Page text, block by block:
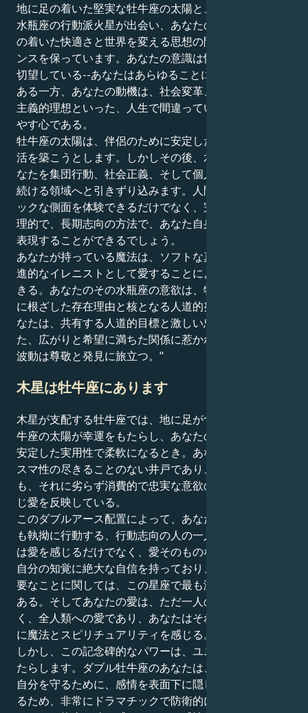
地に足の着いた堅実な牡牛座の太陽と、革新的で知的な
水瓶座の行動派火星が出会い、あなたの動きは、地に足
の着いた快適さと世界を変える思想の間で、絶妙なバラ
ンスを保っています。あなたの意識は快適さ、安心感を
切望している--あなたはあらゆることに対して現実的で
ある一方、あなたの動機は、社会変革、知的自由、人道
主義的理想といった、人生で間違っていることに炎を燃
やす心である。
牡牛座の太陽は、伴侶のために安定した居心地のよい生
活を築こうとします。しかしその後、水瓶座の火星があ
なたを集団行動、社会正義、そして個人の自由を追求し
続ける領域へと引きずり込みます。人間関係のエロティ
ックな側面を体験できるだけでなく、完全に冷静で、合
理的で、長期志向の方法で、あなた自身のエネルギーを
表現することができるでしょう。
あなたが持っている魔法は、ソフトな真実の語り手、急
進的なイレニストとして愛することによってのみ活用で
きる。あなたのその水瓶座の意欲は、牡牛座の固い大地
に根ざした存在理由と核となる人道的努力を与える。あ
なたは、共有する人道的目標と激しい忠誠心に根ざし
た、広がりと希望に満ちた関係に惹かれます。あなたの
波動は尊敬と発見に旅立つ。"
木星は牡牛座にあります
木星が支配する牡牛座では、地に足がついた忍耐強い牡
牛座の太陽が幸運をもたらし、あなたの全存在が純粋で
安定した実用性で柔軟になるとき。あなたの外面はカリ
スマ性の尽きることのない井戸であり、あなたの内面
も、それに劣らず消費的で忠実な意欲の世界であり、同
じ愛を反映している。
このダブルアース配置によって、あなたは星座の中で最
も執拗に行動する、行動志向の人の一人となる。あなた
は愛を感じるだけでなく、愛そのものなのだ。あなたは
自分の知覚に絶大な自信を持っており、自分にとって重
要なことに関しては、この星座で最も激しい人の一人で
ある。そしてあなたの愛は、ただ一人の人への愛ではな
く、全人類への愛であり、あなたはそれぞれのつながり
に魔法とスピリチュアリティを感じる。
しかし、この記念碑的なパワーは、ユニークな困難もも
たらします。ダブル牡牛座のあなたは、不安な核となる
自分を守るために、感情を表面下に隠したままにしてい
るため、非常にドラマチックで防衛的になる可能性があ